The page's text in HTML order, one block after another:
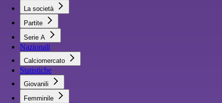
La società
Partite
Serie A
Nazionali
Calciomercato
Statistiche
Giovanili
Femminile